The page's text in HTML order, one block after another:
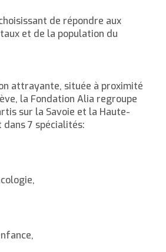
de répondre aux
et de la population du
attrayante, située à proximité
la Fondation Alia regroupe
sur la Savoie et la Haute-
7 spécialités: